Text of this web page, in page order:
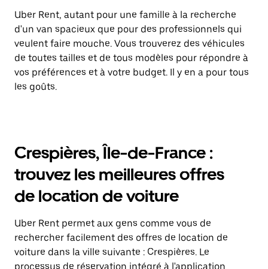
Uber Rent, autant pour une famille à la recherche
d'un van spacieux que pour des professionnels qui
veulent faire mouche. Vous trouverez des véhicules
de toutes tailles et de tous modèles pour répondre à
vos préférences et à votre budget. Il y en a pour tous
les goûts.
Crespières, Île-de-France :
trouvez les meilleures offres
de location de voiture
Uber Rent permet aux gens comme vous de
rechercher facilement des offres de location de
voiture dans la ville suivante : Crespières. Le
processus de réservation intégré à l'application